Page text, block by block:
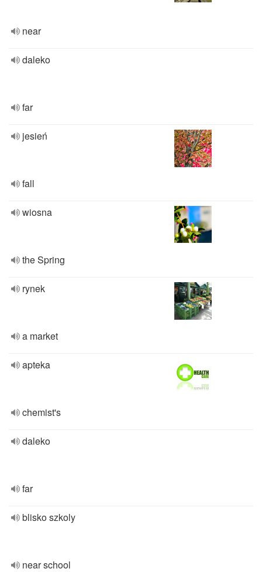
near
daleko
far
jesień
fall
wiosna
the Spring
rynek
a market
apteka
chemist's
daleko
far
blisko szkoly
near school